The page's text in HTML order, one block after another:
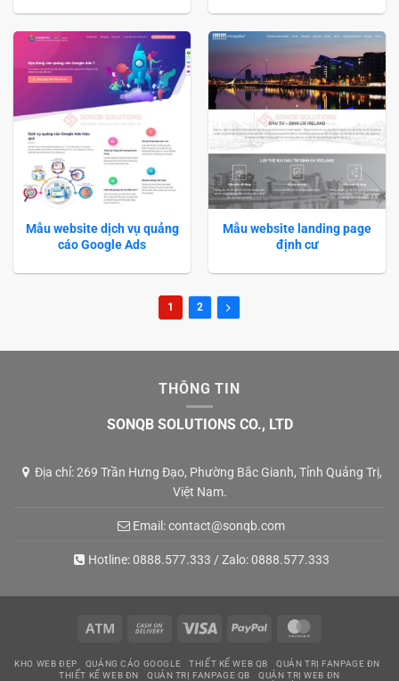
Mẫu website dịch vụ quảng
cáo Google Ads
Mẫu website landing page
định cư
1 2
THÔNG TIN
SONQB SOLUTIONS CO., LTD
Địa chỉ: 269 Trần Hưng Đạo, Phường Bắc Gianh, Tỉnh Quảng Trị,
Việt Nam.
Email:contact@sonqb.com
Hotline:0888.577.333 / Zalo:0888.577.333
Atm
Cash
Delivery
Visa PayPal
KHO WEB ĐẸP QUẢNG CÁO GOOGLE THIẾT KẾ WEB QB
QUẢN TRỊ FANPAGE ĐN
THIẾT KẾ WEB ĐN
QUẢN TRỊ FANPAGE QB QUẢN TRỊ WEB ĐN